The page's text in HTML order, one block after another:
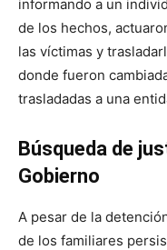
informando a un
de los hechos,
las víctimas y
donde fueron
trasladadas a una
Búsqueda de
Gobierno
A pesar de la
de los familiares